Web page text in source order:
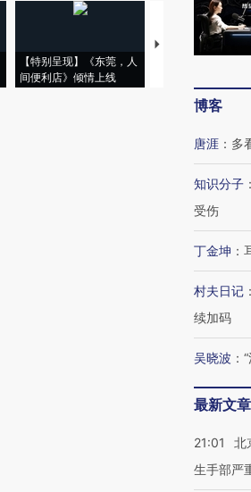
【特别呈现】《东莞，人
间便利店》倾情上线
【推广】走进第四
博客
唐涯 ： 多
知识分子 ：
受伤
丁金坤 ：
村夫日记 ：
续加码
吴晓波 ：
最新文章
21:01
北
生手部严